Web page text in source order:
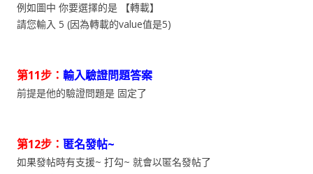
例如圖中 你要選擇的是 【轉載】
請您輸入 5 (因為轉載的value值是5)
第11步： 輸入驗證問題答案
前提是他的驗證問題是 固定了
第12步： 匿名發帖~
如果發帖時有支援~ 打勾~ 就會以匿名發帖了